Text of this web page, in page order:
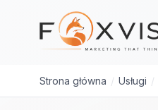
Przejdź do treści głównej
Strona główna / Usługi /